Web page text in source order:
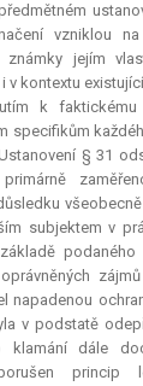
vzniklou
známky jejím
v kontextu
k faktickému
specifikům
§ 31
subjektem v
napadenou
v podstatě
dále
princip